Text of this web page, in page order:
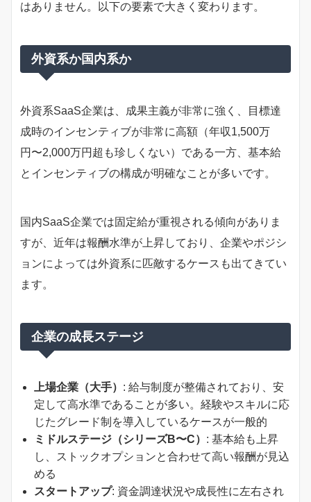
はありません。以下の要素で大きく変わります。
外資系か国内系か
外資系SaaS企業は、成果主義が非常に強く、目標達
成時のインセンティブが非常に高額（年収1,500万
円〜2,000万円超も珍しくない）である一方、基本給
とインセンティブの構成が明確なことが多いです。
国内SaaS企業では固定給が重視される傾向がありま
すが、近年は報酬水準が上昇しており、企業やポジシ
ョンによっては外資系に匹敵するケースも出てきてい
ます。
企業の成長ステージ
上場企業（大手） : 給与制度が整備されており、安
定して高水準であることが多い。経験やスキルに応
じたグレード制を導入しているケースが一般的
ミドルステージ（シリーズB〜C） : 基本給も上昇
し、ストックオプションと合わせて高い報酬が見込
める
スタートアップ: 資金調達状況や成長性に左右され